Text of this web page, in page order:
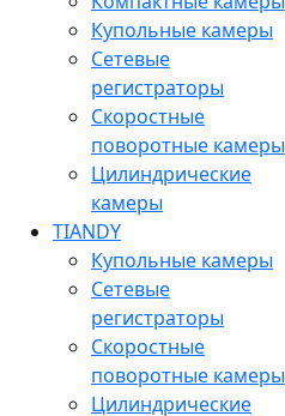
Купольные камеры
Сетевые
регистраторы
Скоростные
поворотные камеры
Цилиндрические
камеры
TIANDY
Купольные камеры
Сетевые
регистраторы
Скоростные
поворотные камеры
Цилиндрические